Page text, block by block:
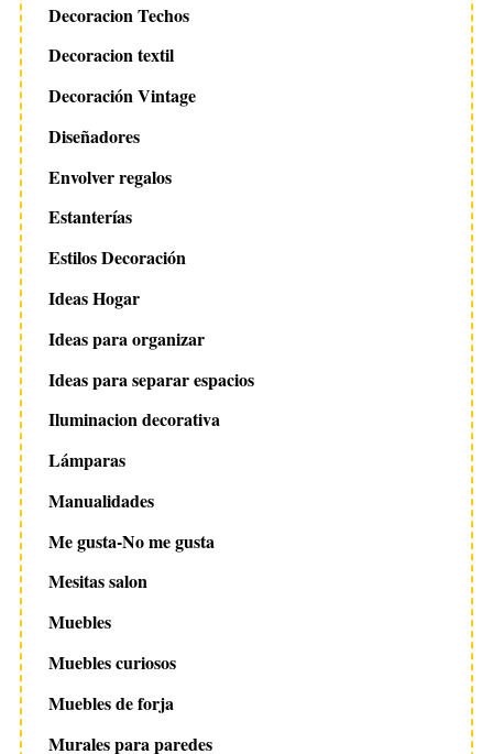
Decoracion Techos
Decoracion textil
Decoración Vintage
Diseñadores
Envolver regalos
Estanterías
Estilos Decoración
Ideas Hogar
Ideas para organizar
Ideas para separar espacios
Iluminacion decorativa
Lámparas
Manualidades
Me gusta-No me gusta
Mesitas salon
Muebles
Muebles curiosos
Muebles de forja
Murales para paredes